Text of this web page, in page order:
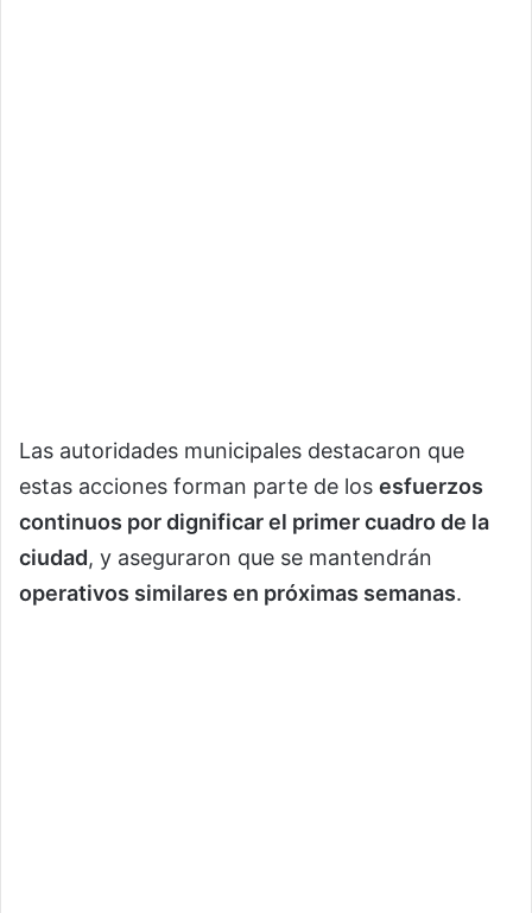
Las autoridades municipales destacaron que
estas acciones forman parte de los esfuerzos
continuos por dignificar el primer cuadro de la
ciudad, y aseguraron que se mantendrán
operativos similares en próximas semanas.